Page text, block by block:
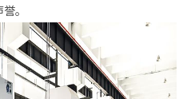
。